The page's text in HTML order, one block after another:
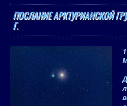
ПОСЛАНИЕ АРКТУРИАНСКОЙ
Г.